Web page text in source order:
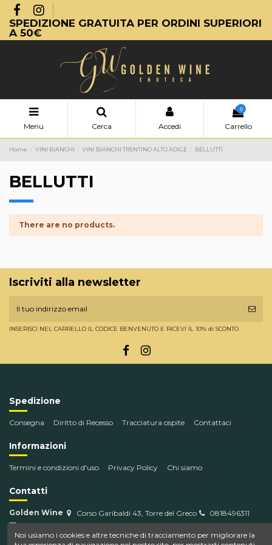
SPEDIZIONE GRATUITA PER ORDINI SUPERIORI
A 50€
Menu Cerca Accedi
0
Carrello
Home VINI BIANCHI VINI BIANCHI TRENTINO ALTO ADIGE BELLUTTI
BELLUTTI
There are no products.
Iscriviti alla newsletter
INSERISCI NEL CARRELLO IL CODICE BENVENUTO E RICEVI IL 10% di SCONTO
Spedizione
Consegna Diritto di Recesso Tracciatura ospite Contattaci
Informazioni
Termini e condizioni d'uso Privacy Policy Chi siamo
Contatti
Golden Wine Corso Garibaldi 43, Torre del Greco
0818496311
info@goldenwine.com
Noi usiamo i cookies e altre tecniche di tracciamento per migliorare la